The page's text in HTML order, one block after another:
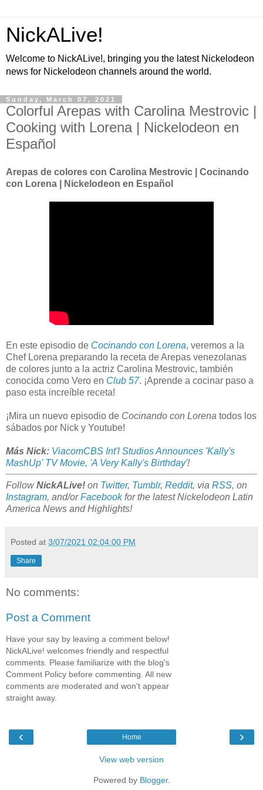
NickALive!
Welcome to NickALive!, bringing you the latest Nickelodeon
news for Nickelodeon channels around the world.
Sunday, March 07, 2021
Colorful Arepas with Carolina Mestrovic |
Cooking with Lorena | Nickelodeon en
Español
Arepas de colores con Carolina Mestrovic | Cocinando
con Lorena | Nickelodeon en Español
En este episodio de Cocinando con Lorena, veremos a la
Chef Lorena preparando la receta de Arepas venezolanas
de colores junto a la actriz Carolina Mestrovic, también
conocida como Vero en Club 57. ¡Aprende a cocinar paso a
paso esta increíble receta!
¡Mira un nuevo episodio de Cocinando con Lorena todos los
sábados por Nick y Youtube!
Más Nick: ViacomCBS Int'l Studios Announces 'Kally's
MashUp' TV Movie, 'A Very Kally's Birthday'!
FollowNickALive! on Twitter, Tumblr, Reddit, via RSS, on
Instagram, and/orFacebookfor the latest Nickelodeon Latin
America News and Highlights!
Posted at 3/07/2021 02:04:00 PM
Share
No comments:
Post a Comment
Have your say by leaving a comment below!
NickALive! welcomes friendly and respectful
comments. Please familiarize with the blog's
Comment Policy before commenting. All new
comments are moderated and won't appear
straight away.
‹ ›
Home
View web version
Powered by Blogger.